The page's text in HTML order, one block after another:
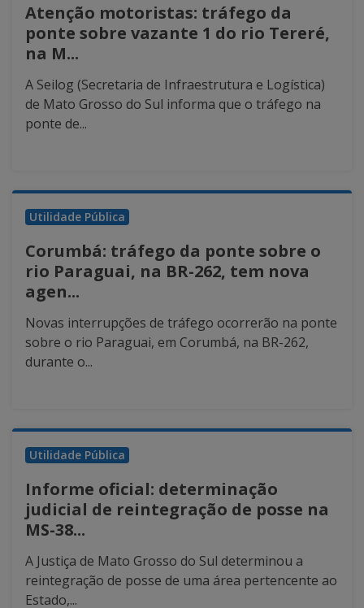
Atenção motoristas: tráfego da
ponte sobre vazante 1 do rio Tereré,
na M...
A Seilog (Secretaria de Infraestrutura e Logística)
de Mato Grosso do Sul informa que o tráfego na
ponte de...
Utilidade Pública
Corumbá: tráfego da ponte sobre o
rio Paraguai, na BR-262, tem nova
agen...
Novas interrupções de tráfego ocorrerão na ponte
sobre o rio Paraguai, em Corumbá, na BR-262,
durante o...
Utilidade Pública
Informe oficial: determinação
judicial de reintegração de posse na
MS-38...
A Justiça de Mato Grosso do Sul determinou a
reintegração de posse de uma área pertencente ao
Estado,...